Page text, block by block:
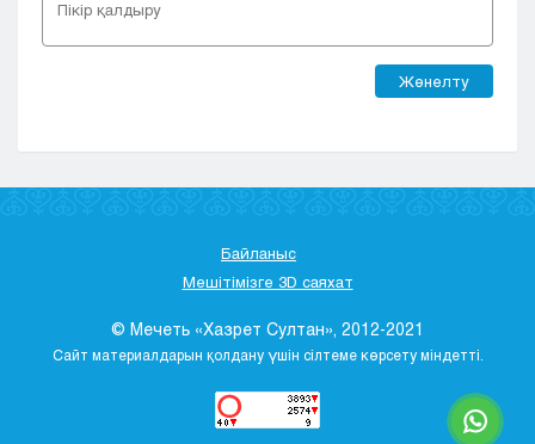
Жөнелту
Байланыс
Мешітімізге 3D саяхат
© Мечеть «Хазрет Султан», 2012-2021
Сайт материалдарын қолдану үшін сілтеме көрсету міндетті.